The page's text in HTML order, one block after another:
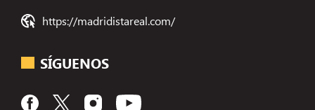
https://madridistareal.com/
SÍGUENOS